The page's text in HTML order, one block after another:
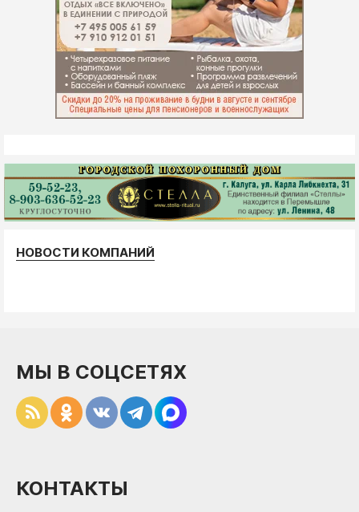
НОВОСТИ КОМПАНИЙ
МЫ В СОЦСЕТЯХ
КОНТАКТЫ